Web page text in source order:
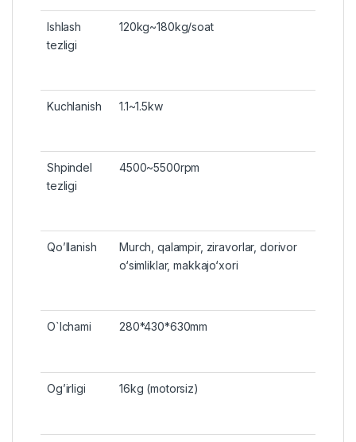
Ishlash
tezligi
120kg~180kg/soat
Kuchlanish 1.1~1.5kw
Shpindel
tezligi
4500~5500rpm
Qo’llanish
Murch, qalampir, ziravorlar, dorivor
o‘simliklar, makkajo‘xori
O`lchami 280*430*630mm
Og’irligi 16kg (motorsiz)